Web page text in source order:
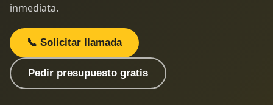
inmediata.
📞 Solicitar llamada
Pedir presupuesto gratis